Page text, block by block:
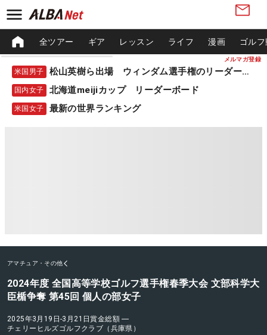
メルマガ登録
全ツアー ギア レッスン ライフ 漫画 ゴル
米国男子 松山英樹ら出場 ウィンダム選手権のリーダーボード
国内女子 北海道meijiカップ リーダーボード
米国女子 最新の世界ランキング
アマチュア・その他
2024年度 全国高等学校ゴルフ選手権春季大会 文部科学大
臣楯争奪 第45回 個人の部女子
2025年3月19日-3月21日賞金総額 ―
チェリーヒルズゴルフクラブ（兵庫県）